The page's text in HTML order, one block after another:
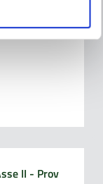
a imprese
e a Enti
II - Prov